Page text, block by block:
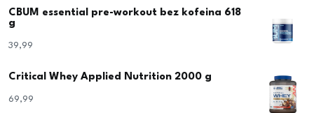
CBUM essential pre-workout bez kofeina 618
g
39,99
Critical Whey Applied Nutrition 2000 g
69,99